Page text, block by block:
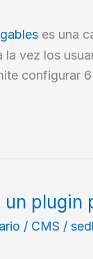
es una
la vez los
configurar
plugin
/ CMS /